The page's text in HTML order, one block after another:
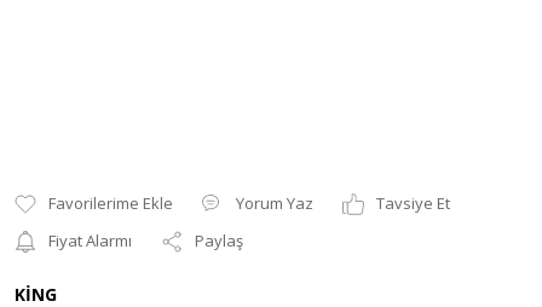
Yorum Yaz
Tavsiye Et
Fiyat Alarmı
Paylaş
KİNG